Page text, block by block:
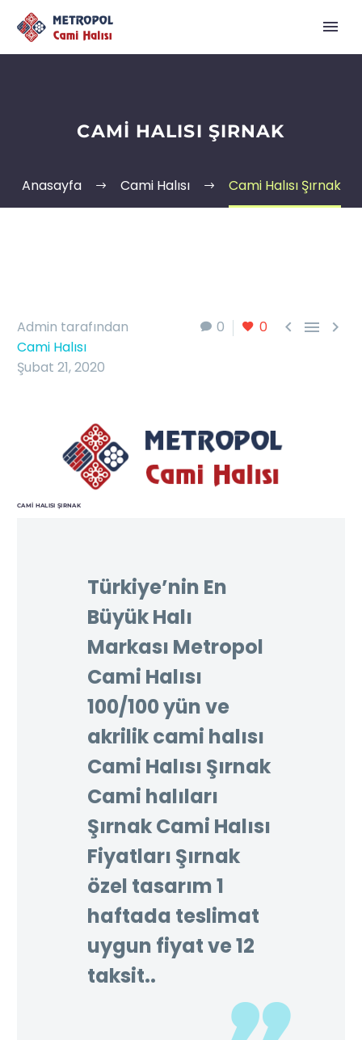
CAMI HALISI ŞIRNAK
Anasayfa Cami Halısı Cami Halısı Şırnak
0 0   
Admin tarafından
Cami Halısı
Şubat 21, 2020
CAMI HALISI ŞIRNAK
Türkiye’nin En
Büyük Halı
Markası Metropol
Cami Halısı
100/100 yün ve
akrilik cami halısı
Cami Halısı Şırnak
Cami halıları
Şırnak Cami Halısı
Fiyatları Şırnak
özel tasarım 1
haftada teslimat
uygun fiyat ve 12
taksit..